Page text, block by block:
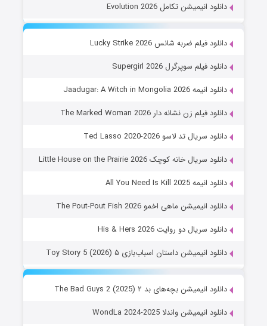
دانلود انیمیشن تکامل Evolution 2026
دانلود فیلم ضربه شانس Lucky Strike 2026
دانلود فیلم سوپرگرل Supergirl 2026
دانلود انیمه Jaadugar: A Witch in Mongolia 2026
دانلود فیلم زن نشانه دار The Marked Woman 2026
دانلود سریال تد لاسو Ted Lasso 2020-2026
دانلود سریال خانه کوچک Little House on the Prairie 2026
دانلود انیمه All You Need Is Kill 2025
دانلود انیمیشن ماهی اخمو The Pout-Pout Fish 2026
دانلود سریال دو روایت His & Hers 2026
دانلود انیمیشن داستان اسباب‌بازی ۵ Toy Story 5 (2026)
دانلود انیمیشن بچه‌های بد ۲ The Bad Guys 2 (2025)
دانلود انیمیشن واندلا WondLa 2024-2025